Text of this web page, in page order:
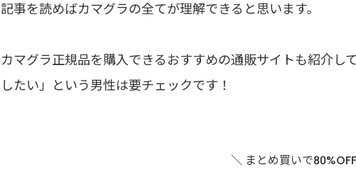
記事を読めばカマグラの全てが理解できると思います。
カマグラ正規品を購入できるおすすめの通販サイトも紹介し
したい」という男性は要チェックです！
＼ まとめ買いで